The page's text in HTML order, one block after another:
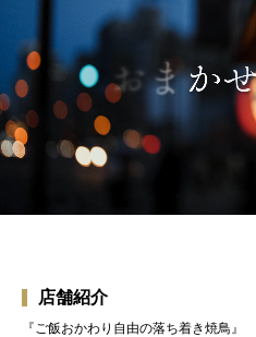
店舗紹介
『ご飯おかわり自由の落ち着き焼鳥』